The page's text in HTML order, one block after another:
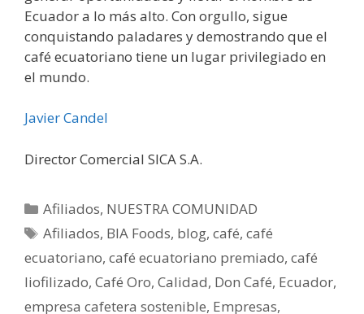
Ecuador a lo más alto. Con orgullo, sigue
conquistando paladares y demostrando que el
café ecuatoriano tiene un lugar privilegiado en
el mundo.
Javier Candel
Director Comercial SICA S.A.
Afiliados, NUESTRA COMUNIDAD
Afiliados, BIA Foods, blog,café,café
ecuatoriano, café ecuatoriano premiado, café
liofilizado, Café Oro, Calidad, Don Café, Ecuador,
empresa cafetera sostenible, Empresas,